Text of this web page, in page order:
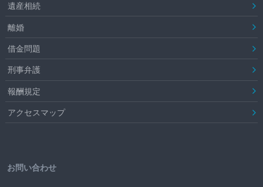
遺産相続
離婚
借金問題
刑事弁護
報酬規定
アクセスマップ
お問い合わせ